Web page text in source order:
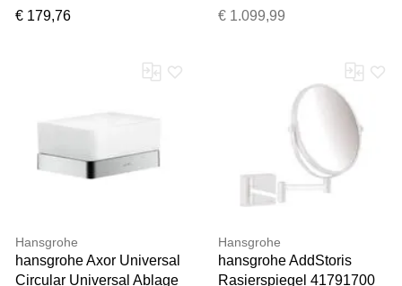
brushed brass
€ 179,76
750x40x750 mm, LED-
Ein/Aus/Dimmer, schwarz
€ 1.099,99
Hansgrohe
hansgrohe Axor Universal
Circular Universal Ablage
Hansgrohe
hansgrohe AddStoris
Rasierspiegel 41791700